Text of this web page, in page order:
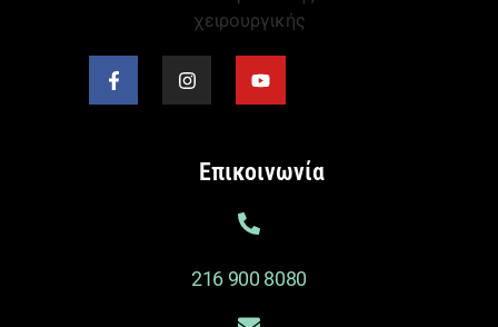
Επικοινωνία
216 900 8080